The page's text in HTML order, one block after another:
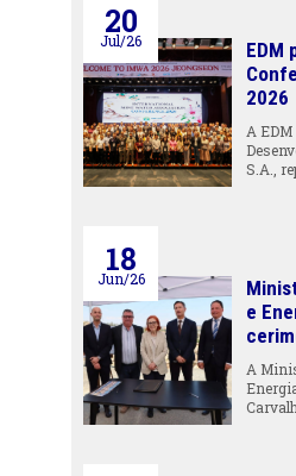
20
Jul/26
EDM
2026
A
S.A.,
18
Jun/26
e
A